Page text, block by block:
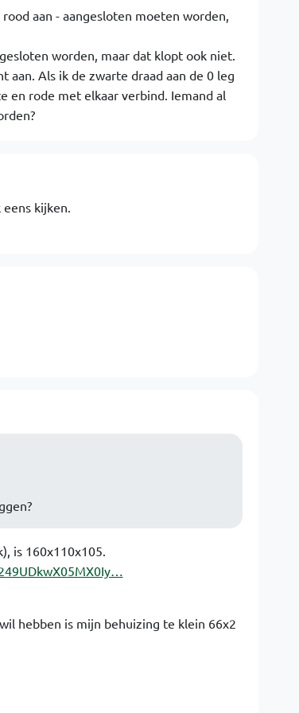
aan - aangesloten moeten worden,
worden, maar dat klopt ook niet.
aan. Als ik de zwarte draad aan de 0 leg
en rode met elkaar verbind. Iemand al
kijken.
is 160x110x105.
hebben is mijn behuizing te klein 66x2